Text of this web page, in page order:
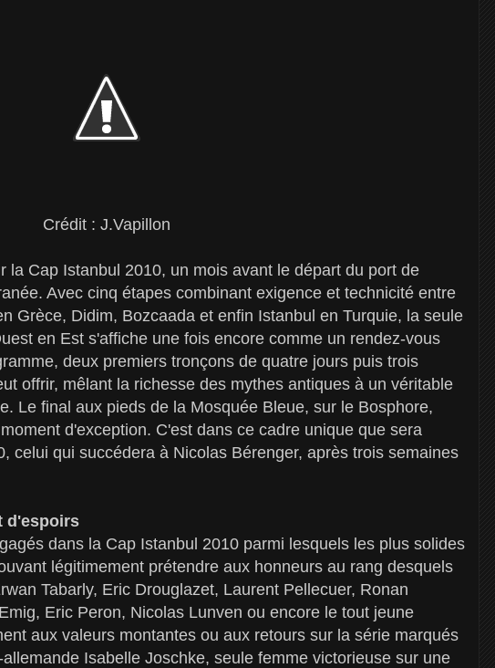
Crédit : J.Vapillon
la Cap Istanbul 2010, un mois avant le départ du port de
Avec cinq étapes combinant exigence et technicité entre
Grèce, Didim, Bozcaada et enfin Istanbul en Turquie, la seule
en Est s'affiche une fois encore comme un rendez-vous
deux premiers tronçons de quatre jours puis trois
offrir, mêlant la richesse des mythes antiques à un véritable
Le final aux pieds de la Mosquée Bleue, sur le Bosphore,
d'exception. C'est dans ce cadre unique que sera
celui qui succédera à Nicolas Bérenger, après trois semaines
d'espoirs
dans la Cap Istanbul 2010 parmi lesquels les plus solides
légitimement prétendre aux honneurs au rang desquels
Tabarly, Eric Drouglazet, Laurent Pellecuer, Ronan
Eric Peron, Nicolas Lunven ou encore le tout jeune
aux valeurs montantes ou aux retours sur la série marqués
Isabelle Joschke, seule femme victorieuse sur une